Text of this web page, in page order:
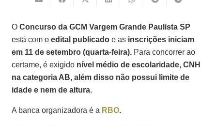
O Concurso da GCM Vargem Grande Paulista SP
está com o edital publicado e as inscrições iniciam
em 11 de setembro (quarta-feira). Para concorrer ao
certame, é exigido nível médio de escolaridade, CNH
na categoria AB, além disso não possui limite de
idade e nem de altura.
A banca organizadora é a RBO.